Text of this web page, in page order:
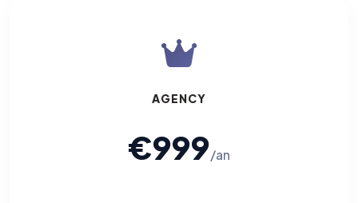
AGENCY
€999/an